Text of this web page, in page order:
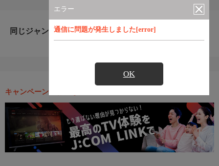
エラー
通信に問題が発生しました[error]
OK
同じジャンルのおすすめ番組
キャンペーン・お得な情報